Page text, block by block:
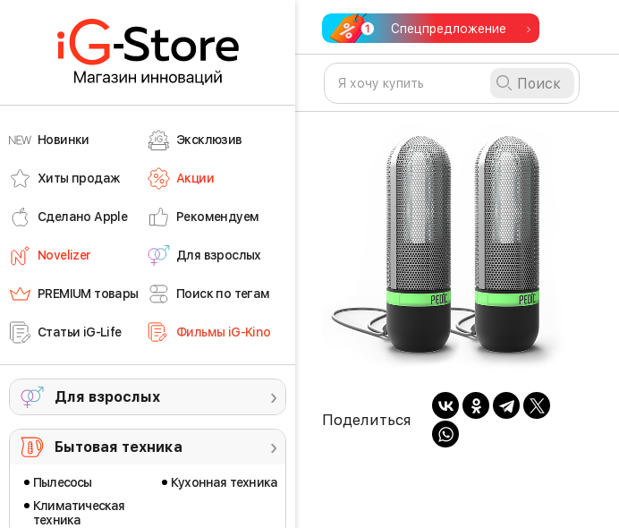
Новинки Эксклюзив
Хиты продаж Акции
Сделано Apple Рекомендуем
Novelizer Для взрослых
PREMIUM товары Поиск по тегам
Статьи iG-Life Фильмы iG-Kino
Для взрослых
Бытовая техника
Пылесосы
Климатическая
техника
Кухонная техника
Спецпредложение
Поиск
Поделиться